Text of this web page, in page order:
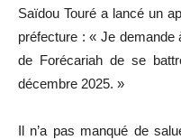
Saïdou Touré a lancé un
préfecture : « Je
de Forécariah de se
décembre 2025. »
Il n’a pas manqué de